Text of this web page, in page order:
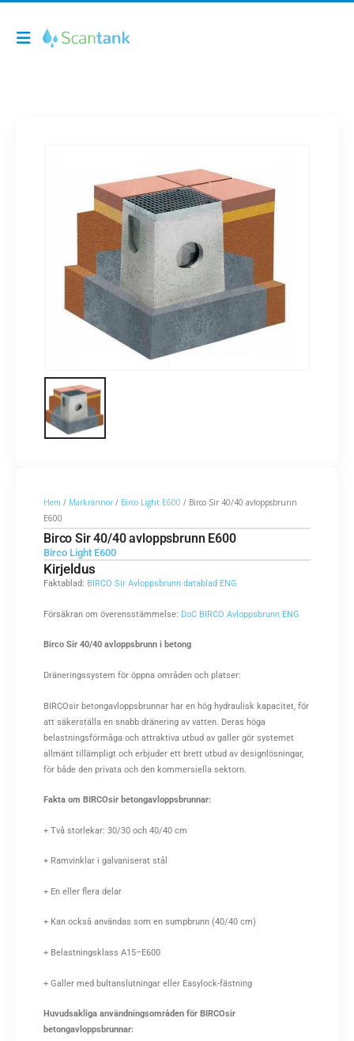
Hem / Markrännor / Birco Light E600 / Birco Sir 40/40 avloppsbrunn
E600
Birco Sir 40/40 avloppsbrunn E600
Birco Light E600
Kirjeldus
Faktablad: BIRCO Sir Avloppsbrunn datablad ENG
Försäkran om överensstämmelse: DoC BIRCO Avloppsbrunn ENG
Birco Sir 40/40 avloppsbrunn i betong
Dräneringssystem för öppna områden och platser:
BIRCOsir betongavloppsbrunnar har en hög hydraulisk kapacitet, för
att säkerställa en snabb dränering av vatten. Deras höga
belastningsförmåga och attraktiva utbud av galler gör systemet
allmänt tillämpligt och erbjuder ett brett utbud av designlösningar,
för både den privata och den kommersiella sektorn.
Fakta om BIRCOsir betongavloppsbrunnar:
+ Två storlekar: 30/30 och 40/40 cm
+ Ramvinklar i galvaniserat stål
+ En eller flera delar
+ Kan också användas som en sumpbrunn (40/40 cm)
+ Belastningsklass A15–E600
+ Galler med bultanslutningar eller Easylock-fästning
Huvudsakliga användningsområden för BIRCOsir
betongavloppsbrunnar: